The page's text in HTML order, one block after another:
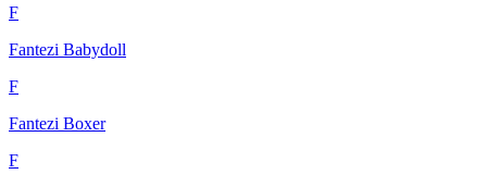
F
Fantezi Babydoll
F
Fantezi Boxer
F